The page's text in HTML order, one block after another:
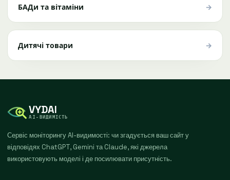
БАДи та вітаміни →
Дитячі товари →
VYDAI
AI-ВИДИМІСТЬ
Сервіс моніторингу AI-видимості: чи згадується ваш сайт у
відповідях ChatGPT, Gemini та Claude, які джерела
використовують моделі і де посилювати присутність.